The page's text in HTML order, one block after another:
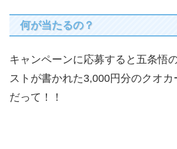
何が当たるの？
キャンペーンに応募すると五条悟
ストが書かれた3,000円分のクオ
だって！！